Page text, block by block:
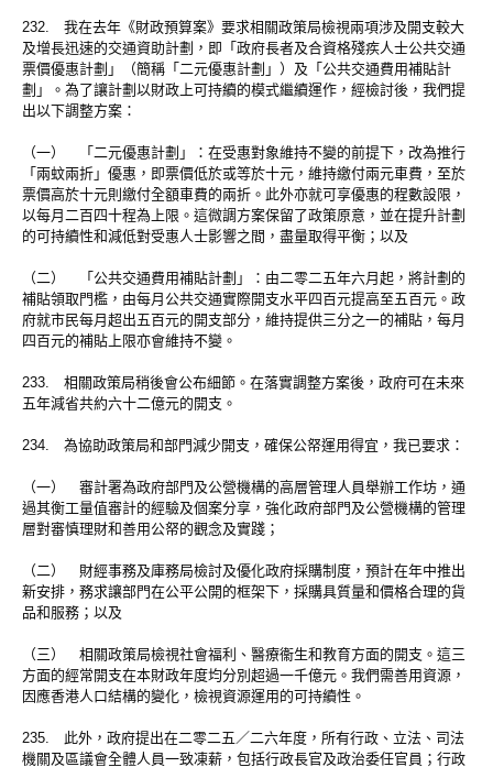
232. 我在去年《財政預算案》要求相關政策局檢視兩項涉及開支較大
及增長迅速的交通資助計劃，即「政府長者及合資格殘疾人士公共交通
票價優惠計劃」（簡稱「二元優惠計劃」）及「公共交通費用補貼計
劃」。為了讓計劃以財政上可持續的模式繼續運作，經檢討後，我們提
出以下調整方案：
（一） 「二元優惠計劃」：在受惠對象維持不變的前提下，改為推行
「兩蚊兩折」優惠，即票價低於或等於十元，維持繳付兩元車費，至於
票價高於十元則繳付全額車費的兩折。此外亦就可享優惠的程數設限，
以每月二百四十程為上限。這微調方案保留了政策原意，並在提升計劃
的可持續性和減低對受惠人士影響之間，盡量取得平衡；以及
（二） 「公共交通費用補貼計劃」：由二零二五年六月起，將計劃的
補貼領取門檻，由每月公共交通實際開支水平四百元提高至五百元。政
府就市民每月超出五百元的開支部分，維持提供三分之一的補貼，每月
四百元的補貼上限亦會維持不變。
233. 相關政策局稍後會公布細節。在落實調整方案後，政府可在未來
五年減省共約六十二億元的開支。
234. 為協助政策局和部門減少開支，確保公帑運用得宜，我已要求：
（一） 審計署為政府部門及公營機構的高層管理人員舉辦工作坊，通
過其衡工量值審計的經驗及個案分享，強化政府部門及公營機構的管理
層對審慎理財和善用公帑的觀念及實踐；
（二） 財經事務及庫務局檢討及優化政府採購制度，預計在年中推出
新安排，務求讓部門在公平公開的框架下，採購具質量和價格合理的貨
品和服務；以及
（三） 相關政策局檢視社會福利、醫療衞生和教育方面的開支。這三
方面的經常開支在本財政年度均分別超過一千億元。我們需善用資源，
因應香港人口結構的變化，檢視資源運用的可持續性。
235. 此外，政府提出在二零二五／二六年度，所有行政、立法、司法
機關及區議會全體人員一致凍薪，包括行政長官及政治委任官員；行政